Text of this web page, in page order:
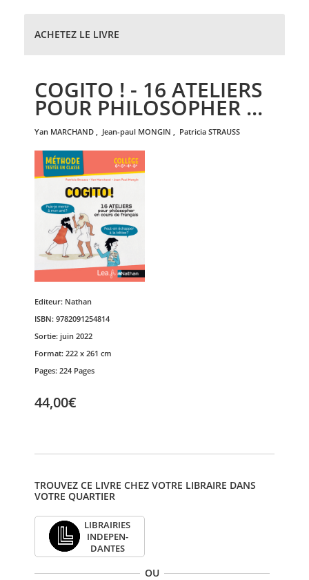
ACHETEZ LE LIVRE
COGITO ! - 16 ATELIERS
POUR PHILOSOPHER ...
yan MARCHAND , jean-paul MONGIN , patricia STRAUSS
Editeur: Nathan
ISBN: 9782091254814
Sortie: juin 2022
Format: 222 x 261 cm
Pages: 224 Pages
44,00€
TROUVEZ CE LIVRE CHEZ VOTRE LIBRAIRE DANS
VOTRE QUARTIER
LIBRAI­RIES
INDE­PEN­
DANTES
OU